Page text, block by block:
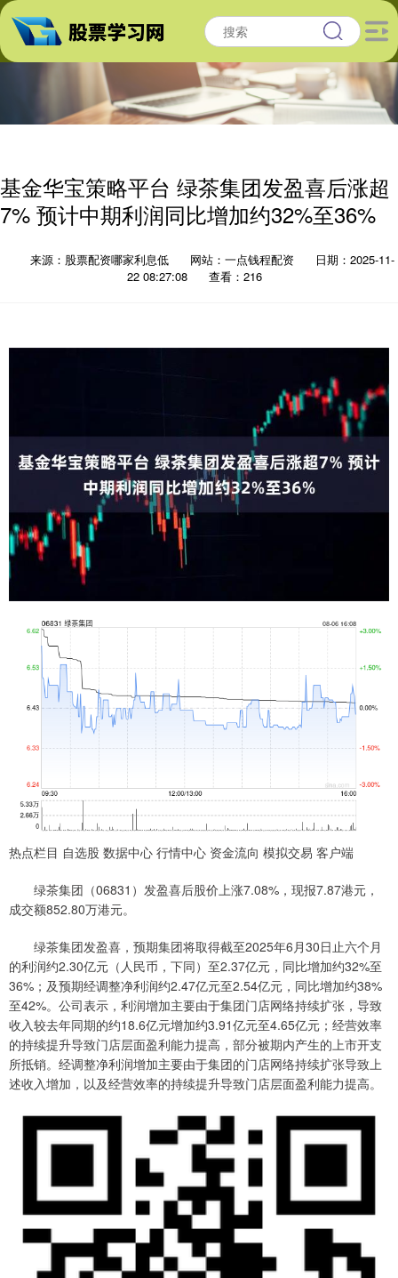
基金华宝策略平台 绿茶集团发盈喜后涨超
7% 预计中期利润同比增加约32%至36%
来源：股票配资哪家利息低 网站：一点钱程配资
日期：2025-11-
22 08:27:08
查看：216
热点栏目 自选股 数据中心 行情中心 资金流向 模拟交易 客户端
绿茶集团（06831）发盈喜后股价上涨7.08%，现报7.87港元，
成交额852.80万港元。
绿茶集团发盈喜，预期集团将取得截至2025年6月30日止六个月
的利润约2.30亿元（人民币，下同）至2.37亿元，同比增加约32%至
36%；及预期经调整净利润约2.47亿元至2.54亿元，同比增加约38%
至42%。公司表示，利润增加主要由于集团门店网络持续扩张，导致
收入较去年同期的约18.6亿元增加约3.91亿元至4.65亿元；经营效率
的持续提升导致门店层面盈利能力提高，部分被期内产生的上市开支
所抵销。经调整净利润增加主要由于集团的门店网络持续扩张导致上
述收入增加，以及经营效率的持续提升导致门店层面盈利能力提高。